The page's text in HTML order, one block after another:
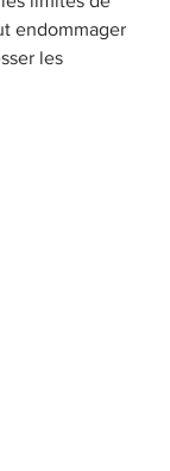
endommager
les